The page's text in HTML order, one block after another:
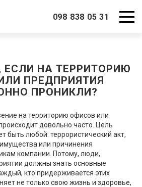
098 838 05 31
ЕСЛИ НА ТЕРРИТОРИЮ
ПРЕДПРИЯТИЯ
ПРОНИКЛИ?
на территорию офисов или
довольно часто. Цель
быть любой: террористический акт,
или причинения
компании. Потому, люди,
должны знать основные
кто придерживается этих
не только свою жизнь и здоровье,